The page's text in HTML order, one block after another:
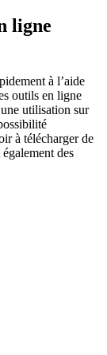
ligne
à l’aide
outils en ligne
utilisation sur
à télécharger de
des